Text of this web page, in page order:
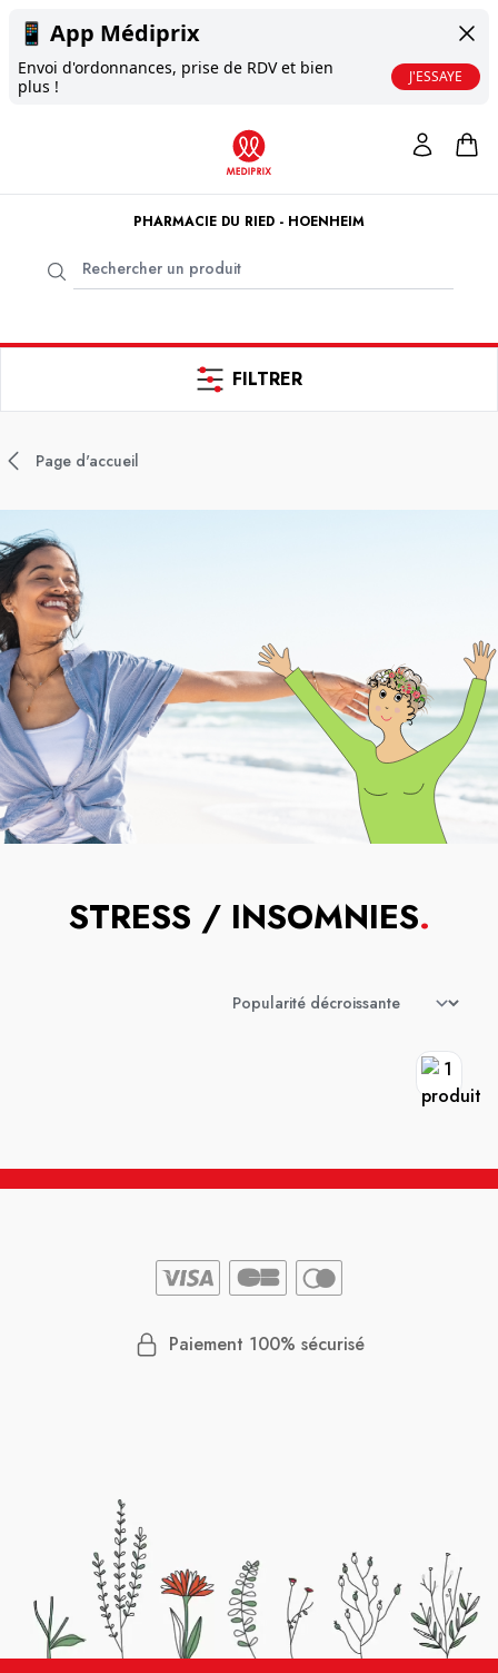
📱 App Médiprix
Envoi d'ordonnances, prise de RDV et bien
plus !
J'ESSAYE
PHARMACIE DU RIED - HOENHEIM
FILTRER
Page d'accueil
STRESS / INSOMNIES.
Paiement 100% sécurisé